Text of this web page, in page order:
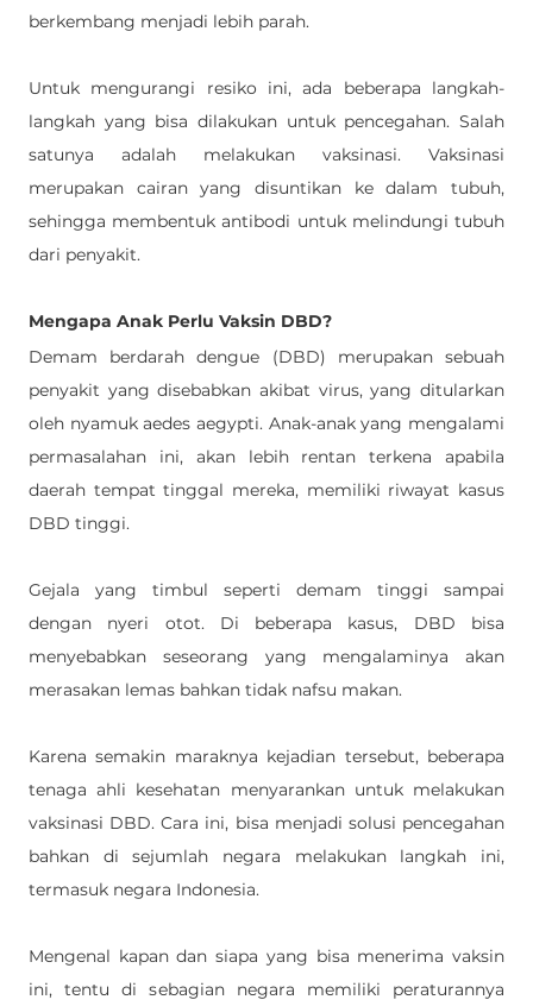
berkembang menjadi lebih parah.
Untuk mengurangi resiko ini, ada beberapa langkah-
langkah yang bisa dilakukan untuk pencegahan. Salah
satunya adalah melakukan vaksinasi. Vaksinasi
merupakan cairan yang disuntikan ke dalam tubuh,
sehingga membentuk antibodi untuk melindungi tubuh
dari penyakit.
Mengapa Anak Perlu Vaksin DBD?
Demam berdarah dengue (DBD) merupakan sebuah
penyakit yang disebabkan akibat virus, yang ditularkan
oleh nyamuk aedes aegypti. Anak-anak yang mengalami
permasalahan ini, akan lebih rentan terkena apabila
daerah tempat tinggal mereka, memiliki riwayat kasus
DBD tinggi.
Gejala yang timbul seperti demam tinggi sampai
dengan nyeri otot. Di beberapa kasus, DBD bisa
menyebabkan seseorang yang mengalaminya akan
merasakan lemas bahkan tidak nafsu makan.
Karena semakin maraknya kejadian tersebut, beberapa
tenaga ahli kesehatan menyarankan untuk melakukan
vaksinasi DBD. Cara ini, bisa menjadi solusi pencegahan
bahkan di sejumlah negara melakukan langkah ini,
termasuk negara Indonesia.
Mengenal kapan dan siapa yang bisa menerima vaksin
ini, tentu di sebagian negara memiliki peraturannya